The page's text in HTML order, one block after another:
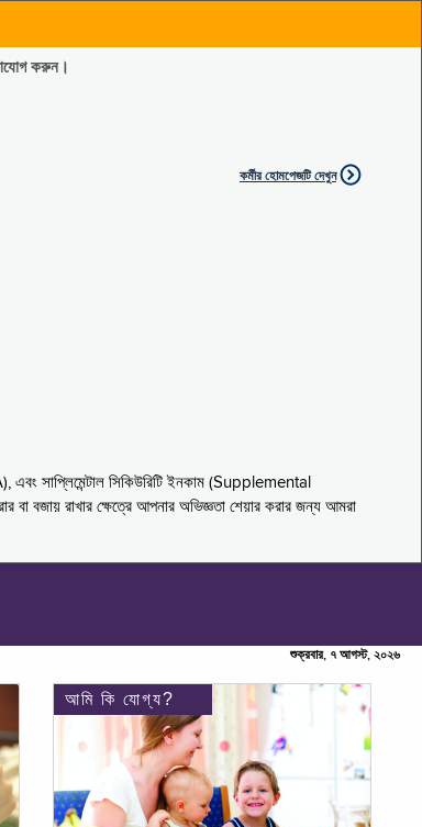
করুন।
কর্মীর হোমপেজটি দেখুন
সাপ্লিমেন্টাল সিকিউরিটি ইনকাম (Supplemental
বজায় রাখার ক্ষেত্রে আপনার অভিজ্ঞতা শেয়ার করার জন্য আমরা
শুক্রবার, ৭ আগস্ট, ২০২৬
আমি কি যোগ্য?